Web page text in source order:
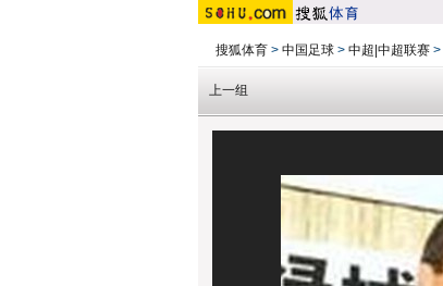
搜狐体育 > 中国足球 > 中超|中超联赛 >
上一组